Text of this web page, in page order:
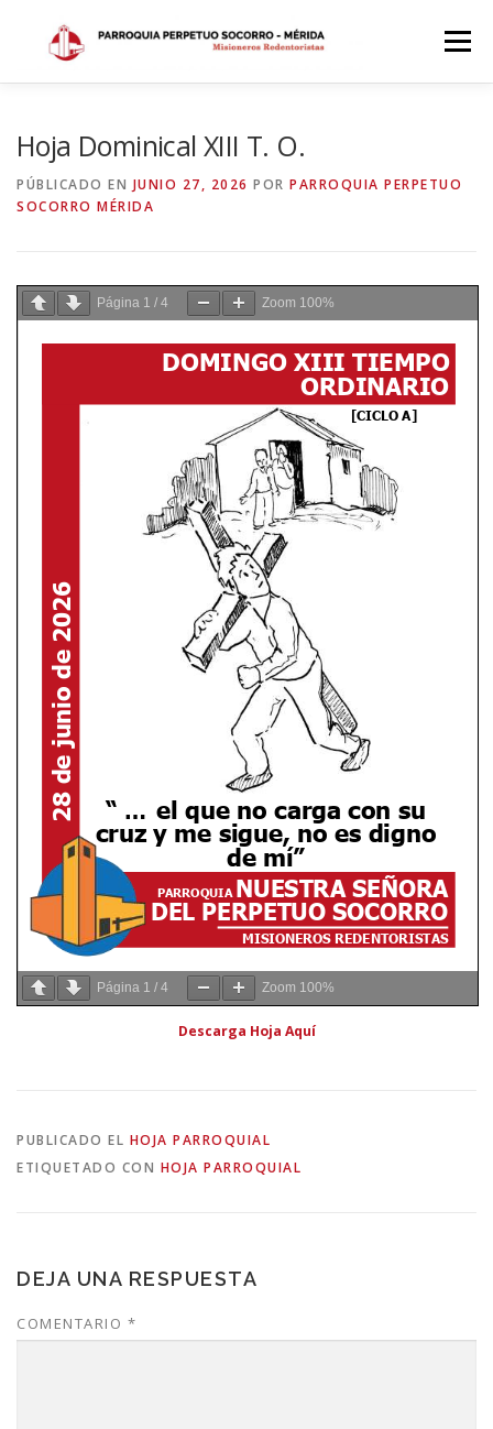
contenido
Menú
HORARIOS
SACRAMENTOS CALENDARIO PARROQUIAL 2024
Hoja Dominical XIII T. O.
PÚBLICADO EN JUNIO 27, 2026 POR PARROQUIA PERPETUO
SOCORRO MÉRIDA
Página 1 / 4 Zoom 100%
Página 1 / 4 Zoom 100%
Descarga Hoja Aquí
PUBLICADO EL HOJA PARROQUIAL
ETIQUETADO CON HOJA PARROQUIAL
DEJA UNA RESPUESTA
COMENTARIO *